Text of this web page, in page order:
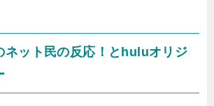
ネット民の反応！とhuluオリジ